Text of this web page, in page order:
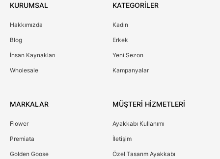
KURUMSAL
Hakkımızda
Blog
İnsan Kaynakları
Wholesale
KATEGORİLER
Kadın
Erkek
Yeni Sezon
Kampanyalar
MARKALAR
Flower
Premiata
Golden Goose
MÜŞTERİ HİZMETLERİ
Ayakkabı Kullanımı
İletişim
Özel Tasarım Ayakkabı